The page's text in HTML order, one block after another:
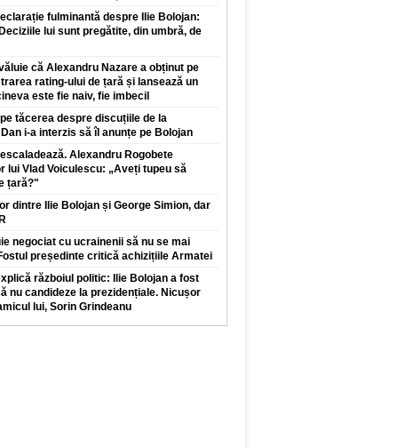
fulminantă despre Ilie Bolojan:
lui sunt pregătite, din umbră, de
că Alexandru Nazare a obținut pe
rating-ului de țară și lansează un
este fie naiv, fie imbecil
tăcerea despre discuțiile de la
i-a interzis să îl anunțe pe Bolojan
Alexandru Rogobete
lui Vlad Voiculescu: „Aveți tupeu să
țară?"
dintre Ilie Bolojan și George Simion, dar
negociat cu ucrainenii să nu se mai
președinte critică achizițiile Armatei
războiul politic: Ilie Bolojan a fost
nu candideze la prezidențiale. Nicușor
lui, Sorin Grindeanu